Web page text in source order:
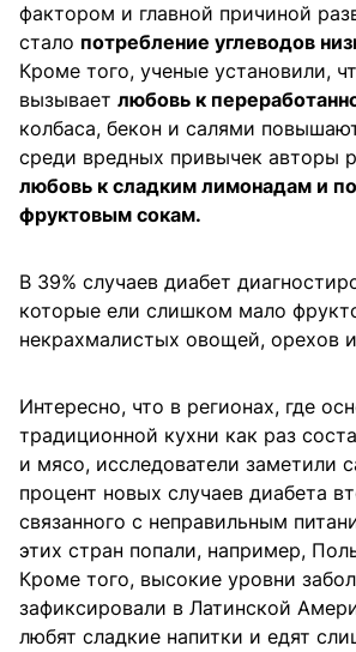
фактором и главной причиной
стало потребление углеводов
Кроме того, ученые установили,
вызывает любовь к
колбаса, бекон и салями
среди вредных привычек авторы
любовь к сладким лимонадам и
фруктовым сокам.
В 39% случаев диабет
которые ели слишком мало
некрахмалистых овощей, орехов
Интересно, что в регионах, где
традиционной кухни как раз
и мясо, исследователи заметили
процент новых случаев диабета
связанного с неправильным
этих стран попали, например,
Кроме того, высокие уровни
зафиксировали в Латинской
любят сладкие напитки и едят